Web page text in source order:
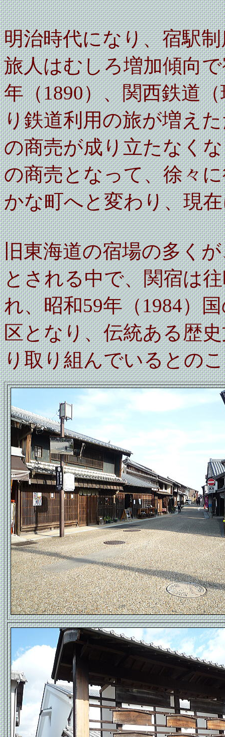
明治時代になり、宿駅
旅人はむしろ増加傾向
年（1890）、関西鉄道
り鉄道利用の旅が増え
の商売が成り立たなく
の商売となって、徐々
かな町へと変わり、現
旧東海道の宿場の多く
とされる中で、関宿は
れ、昭和59年（1984）
区となり、伝統ある歴
り取り組んでいるとの